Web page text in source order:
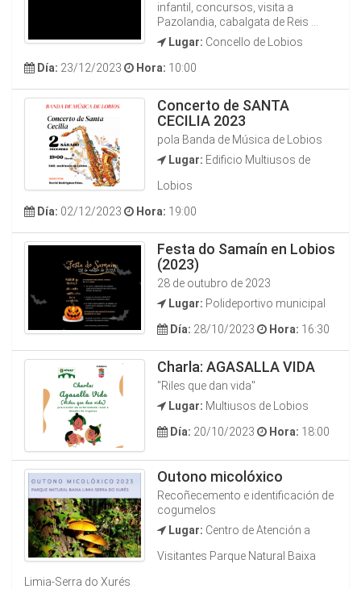
infantil, concursos, visita a
Pazolandia, cabalgata de Reis ...
Lugar: Concello de Lobios
Día: 23/12/2023 Hora: 10:00
Concerto de SANTA
CECILIA 2023
pola Banda de Música de Lobios
Lugar: Edificio Multiusos de
Lobios
Día: 02/12/2023 Hora: 19:00
Festa do Samaín en Lobios
(2023)
28 de outubro de 2023
Lugar: Polideportivo municipal
Día: 28/10/2023 Hora: 16:30
Charla: AGASALLA VIDA
"Riles que dan vida"
Lugar: Multiusos de Lobios
Día: 20/10/2023 Hora: 18:00
Outono micolóxico
Recoñecemento e identificación de
cogumelos
Lugar: Centro de Atención a
Visitantes Parque Natural Baixa
Limia-Serra do Xurés